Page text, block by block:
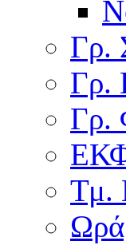
Γρ.
Γρ.
Γρ.
Τμ.